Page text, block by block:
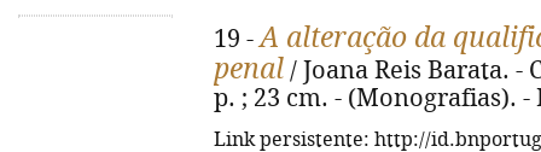
19 -A alteração da
penal / Joana Reis Barata. -
p. ; 23 cm. - (Monografias). -
Link persistente: http://